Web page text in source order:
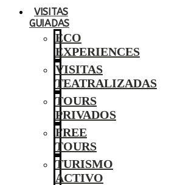
VISITAS
GUIADAS
ECO
EXPERIENCES
VISITAS
TEATRALIZADAS
TOURS
PRIVADOS
FREE
TOURS
TURISMO
ACTIVO